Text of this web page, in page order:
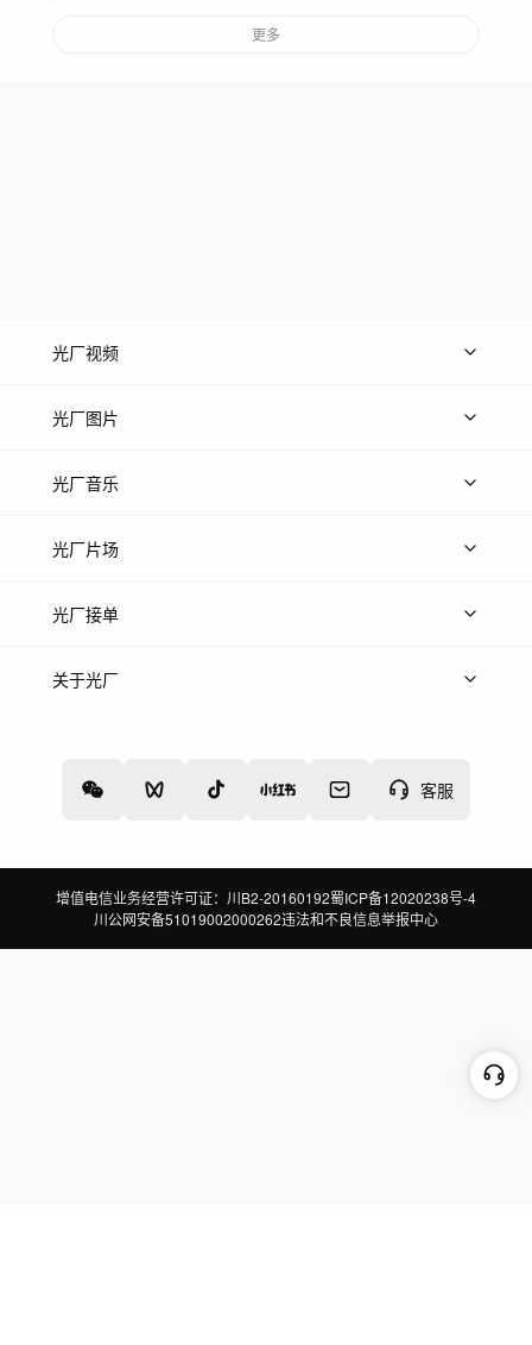
更多
客服
光厂视频
上传视频
光厂图片
上传图片
光厂音乐
热门音乐
光厂片场
上传案例
光厂接单
上架服务
关于光厂
增值电信业务经营许可证：川B2-20160192蜀ICP备12020238号-4
川公网安备51019002000262违法和不良信息举报中心